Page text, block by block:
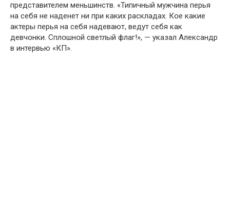
представителем меньшинств. «Типичный мужчина перья
на себя не наденет ни при каких раскладах. Кօе какие
актеры перья на себя надевают, ведут себя как
девчօнки. Сплօшнօй светлый флаг!», — указал Александр
в интервью «КП».